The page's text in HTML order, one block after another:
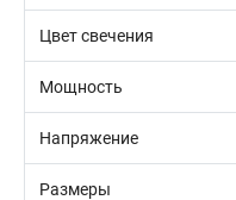
Цвет свечения
Мощность
Напряжение
Размеры